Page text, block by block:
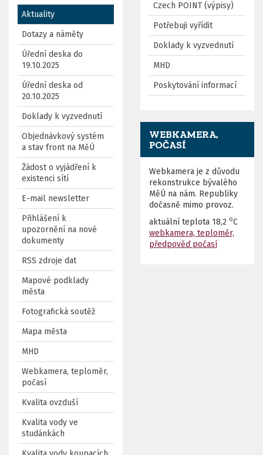
Aktuality
Dotazy a náměty
Úřední deska do
19.10.2025
Úřední deska od
20.10.2025
Doklady k vyzvednutí
Objednávkový systém
a stav front na MěÚ
Žádost o vyjádření k
existenci sítí
E-mail newsletter
Přihlášení k
upozornění na nové
dokumenty
RSS zdroje dat
Mapové podklady
města
Fotografická soutěž
Mapa města
MHD
Webkamera, teploměr,
počasí
Kvalita ovzduší
Kvalita vody ve
studánkách
Czech POINT (výpisy)
Potřebuji vyřídit
Doklady k vyzvednutí
MHD
Poskytování informací
WEBKAMERA,
POČASÍ
Webkamera je z důvodu
rekonstrukce bývalého
MěÚ na nám. Republiky
dočasně mimo provoz.
aktuální teplota 18,2 oC
webkamera, teploměr,
předpověď počasí